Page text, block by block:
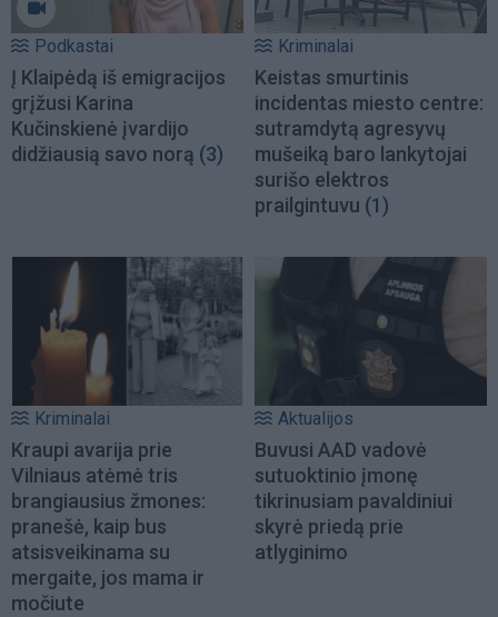
Podkastai
Į Klaipėdą iš emigracijos
grįžusi Karina
Kučinskienė įvardijo
didžiausią savo norą (3)
Kriminalai
Keistas smurtinis
incidentas miesto centre:
sutramdytą agresyvų
mušeiką baro lankytojai
surišo elektros
prailgintuvu (1)
Kriminalai
Kraupi avarija prie
Vilniaus atėmė tris
brangiausius žmones:
pranešė, kaip bus
atsisveikinama su
mergaite, jos mama ir
močiute
Aktualijos
Buvusi AAD vadovė
sutuoktinio įmonę
tikrinusiam pavaldiniui
skyrė priedą prie
atlyginimo